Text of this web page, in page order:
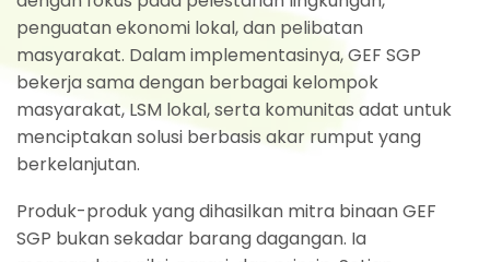
penguatan ekonomi lokal, dan pelibatan
masyarakat. Dalam implementasinya, GEF SGP
bekerja sama dengan berbagai kelompok
masyarakat, LSM lokal, serta komunitas adat untuk
menciptakan solusi berbasis akar rumput yang
berkelanjutan.
Produk-produk yang dihasilkan mitra binaan GEF
SGP bukan sekadar barang dagangan. Ia